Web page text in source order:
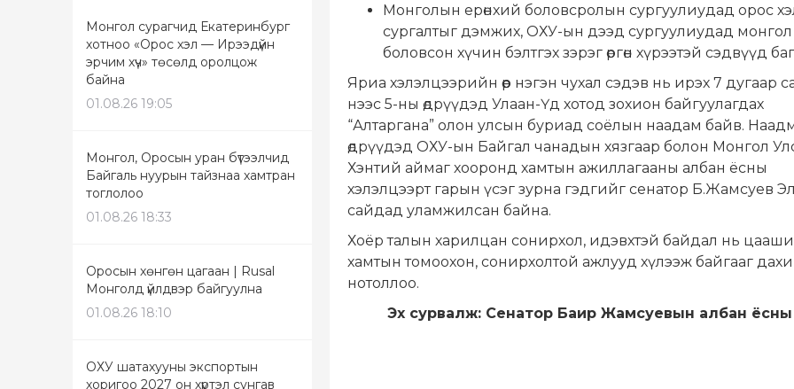
Монгол сурагчид Екатеринбург
хотноо «Орос хэл — Ирээдүйн
эрчим хүч» төсөлд оролцож
байна
01.08.26 19:05
Монгол, Оросын уран бүтээлчид
Байгаль нуурын тайзнаа хамтран
тоглолоо
01.08.26 18:33
Оросын хөнгөн цагаан | Rusal
Монголд үйлдвэр байгуулна
01.08.26 18:10
ОХУ шатахууны экспортын
хоригоо 2027 он хүртэл сунгав
Монголын ерөнхий боловсролын сургуулиудад орос
сургалтыг дэмжих, ОХУ-ын дээд сургуулиудад монгол
боловсон хүчин бэлтгэх зэрэг өргөн хүрээтэй сэдвүүд
Яриа хэлэлцээрийн өөр нэгэн чухал сэдэв нь ирэх 7 дугаар
нээс 5-ны өдрүүдэд Улаан-Үд хотод зохион байгуулагдах
“Алтаргана” олон улсын буриад соёлын наадам байв.
өдрүүдэд ОХУ-ын Байгал чанадын хязгаар болон Монгол
Хэнтий аймаг хооронд хамтын ажиллагааны албан ёсны
хэлэлцээрт гарын үсэг зурна гэдгийг сенатор Б.Жамсуев
сайдад уламжилсан байна.
Хоёр талын харилцан сонирхол, идэвхтэй байдал нь
хамтын томоохон, сонирхолтой ажлууд хүлээж байгааг
нотоллоо.
Эх сурвалж: Сенатор Баир Жамсуевын албан ёсны